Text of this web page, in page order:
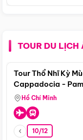
TOUR DU
Tour Thổ Nhĩ Kỳ
Cappadocia -
Hồ Chí Minh
10/12